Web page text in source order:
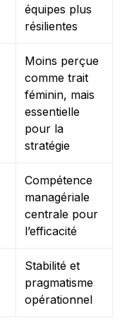
équipes plus
résilientes
Moins perçue
comme trait
féminin, mais
essentielle
pour la
stratégie
Compétence
managériale
centrale pour
l’efficacité
Stabilité et
pragmatisme
opérationnel